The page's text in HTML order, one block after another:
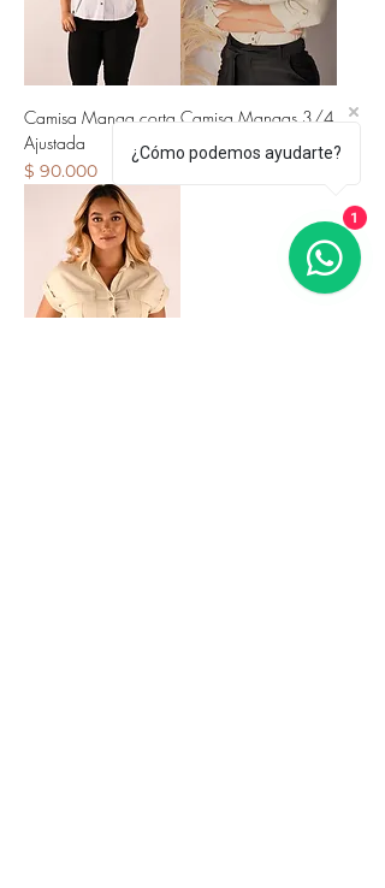
Camisa Manga corta
Ajustada
Precio
$ 90.000
Camisa Mangas 3/4
Broches
Precio
¿Cómo podemos ayudarte?
1